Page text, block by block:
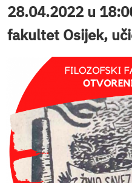
28.04.2022 u
fakultet Osijek,